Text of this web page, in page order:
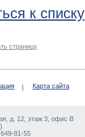
к списку
страницу
Карта сайта
д. 12, этаж 3, офис В
)
81-55